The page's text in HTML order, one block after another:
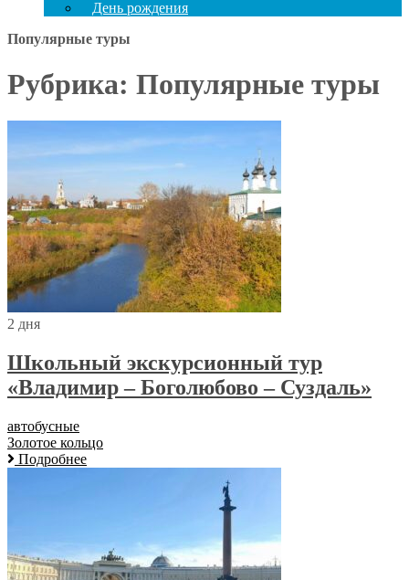
День рождения
Популярные туры
Рубрика: Популярные туры
2 дня
Школьный экскурсионный тур
«Владимир – Боголюбово – Суздаль»
автобусные
Золотое кольцо
Подробнее